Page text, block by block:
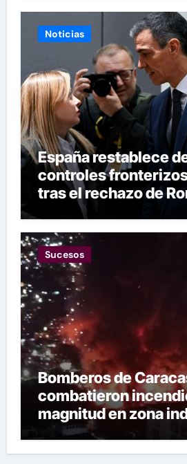
Noticias
España restablece
controles
tras el rechazo de
las restricciones
Sucesos
Bomberos de
combatieron
magnitud en zona
Llanito